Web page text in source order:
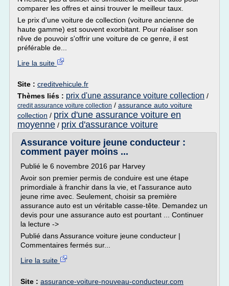
comparer les offres et ainsi trouver le meilleur taux.
Le prix d'une voiture de collection (voiture ancienne de
haute gamme) est souvent exorbitant. Pour réaliser son
rêve de pouvoir s'offrir une voiture de ce genre, il est
préférable de...
Lire la suite
Site : creditvehicule.fr
Thèmes liés : prix d'une assurance voiture collection /
credit assurance voiture collection / assurance auto voiture
collection / prix d'une assurance voiture en
moyenne / prix d'assurance voiture
Assurance voiture jeune conducteur :
comment payer moins ...
Publié le 6 novembre 2016 par Harvey
Avoir son premier permis de conduire est une étape
primordiale à franchir dans la vie, et l'assurance auto
jeune rime avec. Seulement, choisir sa première
assurance auto est un véritable casse-tête. Demandez un
devis pour une assurance auto est pourtant ... Continuer
la lecture ->
Publié dans Assurance voiture jeune conducteur |
Commentaires fermés sur...
Lire la suite
Site : assurance-voiture-nouveau-conducteur.com